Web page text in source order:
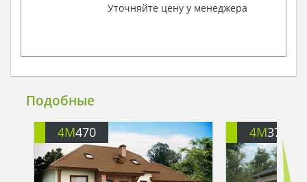
Уточняйте цену у менеджера
Подобные
4M470 4M374